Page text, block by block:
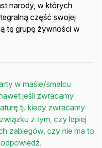
narody, w których
część swojej
tę grupę żywności w
w maśle/smalcu
jeśli zwracamy
tj. kiedy zwracamy
z tym, czy lepiej
zabiegów, czy nie ma to